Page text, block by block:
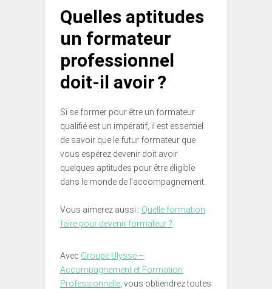
Quelles aptitudes
un formateur
professionnel
doit-il avoir ?
Si se former pour être un formateur
qualifié est un impératif, il est essentiel
de savoir que le futur formateur que
vous espérez devenir doit avoir
quelques aptitudes pour être éligible
dans le monde de l’accompagnement.
Vous aimerez aussi : Quelle formation
faire pour devenir formateur ?
Avec Groupe Ulysse –
Accompagnement et Formation
Professionnelle , vous obtiendrez toutes